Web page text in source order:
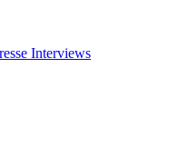
Interviews